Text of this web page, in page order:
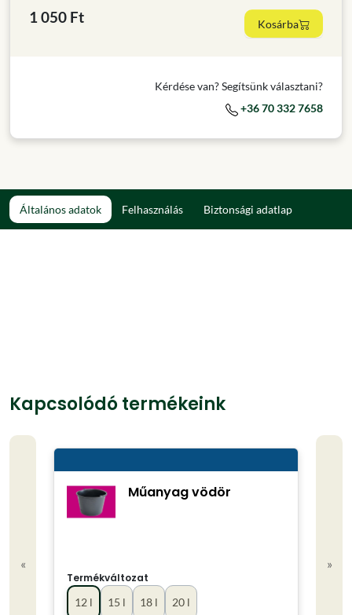
1 050 Ft Kosárba
Kérdése van? Segítsünk választani?
+36 70 332 7658
Általános adatok Felhasználás Biztonsági adatlap
Kapcsolódó termékeink
«
Műanyag vödör
Termékváltozat
12 l
15 l 18 l 20 l
»